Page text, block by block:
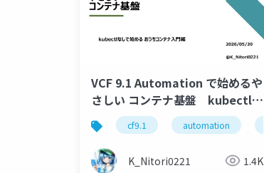
VCF 9.1 Automation で始めるや
さしい コンテナ基盤 kubectlな
しで始める おうちコンテナ入門
編
cf9.1 automation
K_Nitori0221 1.4K